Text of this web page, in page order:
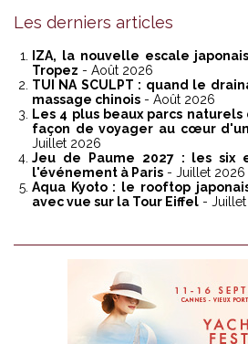
Les derniers articles
IZA, la nouvelle escale
Tropez - Août 2026
TUI NA SCULPT : quand le
massage chinois - Août 2026
Les 4 plus beaux parcs
façon de voyager au cœur
Juillet 2026
Jeu de Paume 2027 : les six
l'événement à Paris - Juillet 2026
Aqua Kyoto : le rooftop
avec vue sur la Tour Eiffel -